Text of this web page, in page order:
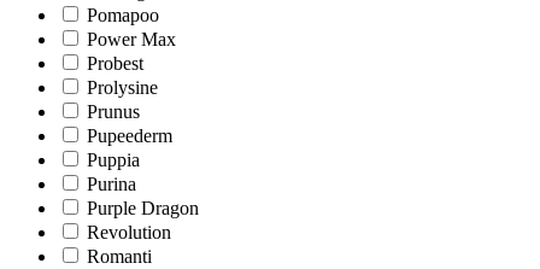
Pomapoo
Power Max
Probest
Prolysine
Prunus
Pupeederm
Puppia
Purina
Purple Dragon
Revolution
Romanti